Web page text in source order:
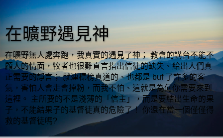
在曠野遇見神
在曠野無人處奔跑，我真實的遇見了神； 教會的講台不能不
顧人的情面，牧者也很難直言指出信徒的缺失、給出人們真
正需要的諍言； 就連標榜真道的、也都是 buf 了許多的客
氣，害怕人會走會掉粉，而我不怕、這就是為何你需要來到
這裡。 主所要的不是淺薄的「信主」，而是要結出生命的果
子，不能結果子的基督徒真的危險了！ 你還在當一個僅僅得
救的基督徒嗎?